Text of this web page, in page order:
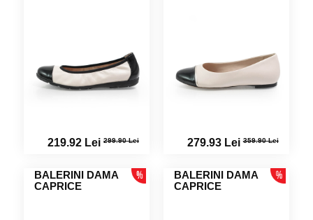
219.92 Lei 299.90 Lei 279.93 Lei359.90 Lei
BALERINI DAMA
CAPRICE
BALERINI DAMA
CAPRICE